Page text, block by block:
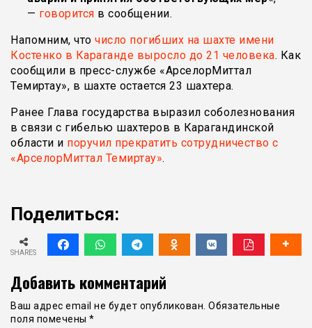
— говорится в сообщении.
Напомним, что число погибших на шахте имени
Костенко в Караганде выросло до 21 человека. Как
сообщили в пресс-службе «АрселорМиттал
Темиртау», в шахте остается 23 шахтера.
Ранее Глава государства выразил соболезнования
в связи с гибелью шахтеров в Карагандинской
области и поручил прекратить сотрудничество с
«АрселорМиттал Темиртау».
Поделиться:
SHARES
Добавить комментарий
Ваш адрес email не будет опубликован. Обязательные
поля помечены *